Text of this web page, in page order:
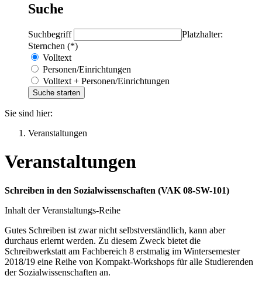
Suche
Suchbegriff
Platzhalter:
Sternchen (*)
Volltext
Personen/Einrichtungen
Volltext + Personen/Einrichtungen
Sie sind hier:
Veranstaltungen
Veranstaltungen
Schreiben in den Sozialwissenschaften (VAK 08-SW-101)
Inhalt der Veranstaltungs-Reihe
Gutes Schreiben ist zwar nicht selbstverständlich, kann aber
durchaus erlernt werden. Zu diesem Zweck bietet die
Schreibwerkstatt am Fachbereich 8 erstmalig im Wintersemester
2018/19 eine Reihe von Kompakt-Workshops für alle Studierenden
der Sozialwissenschaften an.